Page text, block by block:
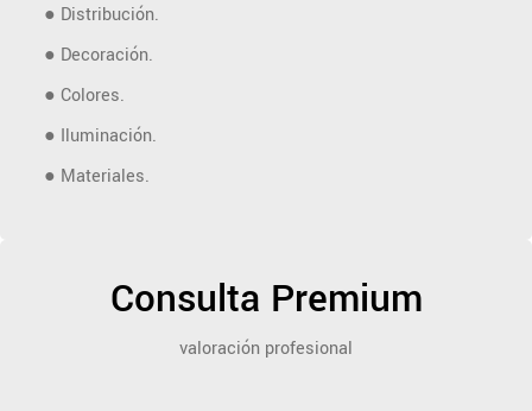
● Distribución.
● Decoración.
● Colores.
● Iluminación.
● Materiales.
Consulta Premium
valoración profesional